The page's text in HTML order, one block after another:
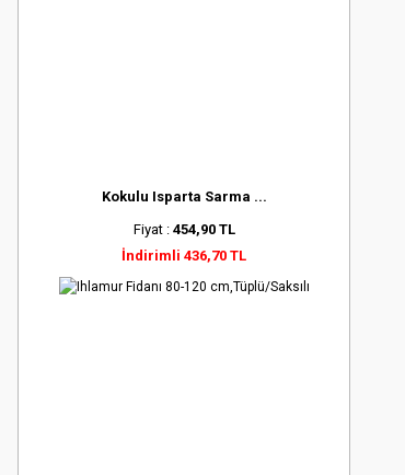
Kokulu Isparta Sarma ...
Fiyat : 454,90 TL
İndirimli 436,70 TL